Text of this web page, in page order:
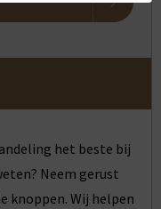
het beste bij
Neem gerust
knoppen. Wij helpen